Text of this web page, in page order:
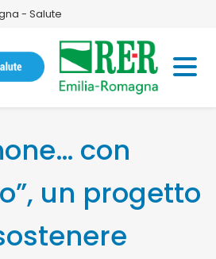
- Salute
con
un progetto